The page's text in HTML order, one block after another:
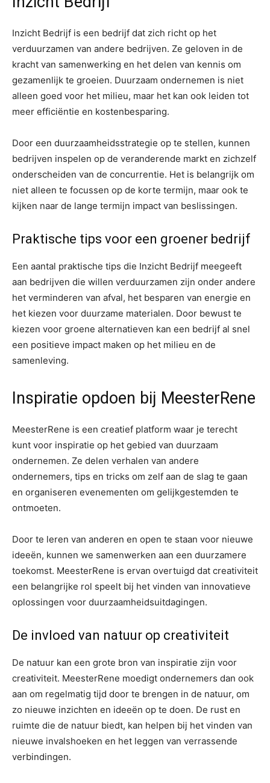
Inzicht Bedrijf is een bedrijf dat zich richt op het
verduurzamen van andere bedrijven. Ze geloven in de
kracht van samenwerking en het delen van kennis om
gezamenlijk te groeien. Duurzaam ondernemen is niet
alleen goed voor het milieu, maar het kan ook leiden tot
meer efficiëntie en kostenbesparing.
Door een duurzaamheidsstrategie op te stellen, kunnen
bedrijven inspelen op de veranderende markt en zichzelf
onderscheiden van de concurrentie. Het is belangrijk om
niet alleen te focussen op de korte termijn, maar ook te
kijken naar de lange termijn impact van beslissingen.
Praktische tips voor een groener bedrijf
Een aantal praktische tips die Inzicht Bedrijf meegeeft
aan bedrijven die willen verduurzamen zijn onder andere
het verminderen van afval, het besparen van energie en
het kiezen voor duurzame materialen. Door bewust te
kiezen voor groene alternatieven kan een bedrijf al snel
een positieve impact maken op het milieu en de
samenleving.
Inspiratie opdoen bij MeesterRene
MeesterRene is een creatief platform waar je terecht
kunt voor inspiratie op het gebied van duurzaam
ondernemen. Ze delen verhalen van andere
ondernemers, tips en tricks om zelf aan de slag te gaan
en organiseren evenementen om gelijkgestemden te
ontmoeten.
Door te leren van anderen en open te staan voor nieuwe
ideeën, kunnen we samenwerken aan een duurzamere
toekomst. MeesterRene is ervan overtuigd dat creativiteit
een belangrijke rol speelt bij het vinden van innovatieve
oplossingen voor duurzaamheidsuitdagingen.
De invloed van natuur op creativiteit
De natuur kan een grote bron van inspiratie zijn voor
creativiteit. MeesterRene moedigt ondernemers dan ook
aan om regelmatig tijd door te brengen in de natuur, om
zo nieuwe inzichten en ideeën op te doen. De rust en
ruimte die de natuur biedt, kan helpen bij het vinden van
nieuwe invalshoeken en het leggen van verrassende
verbindingen.